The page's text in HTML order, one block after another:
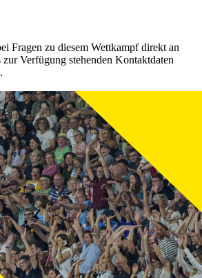
Fragen zu diesem Wettkampf direkt an
Verfügung stehenden Kontaktdaten